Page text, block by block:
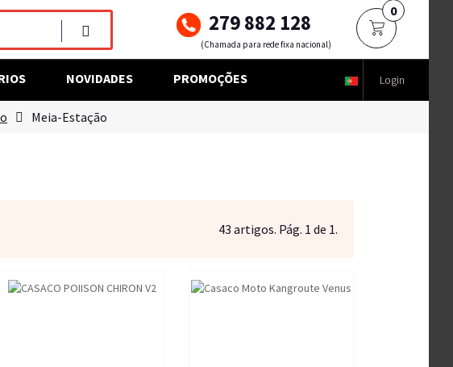
NOVIDADES PROMOÇÕES Login
279 882 128
(Chamada para rede fixa nacional)
0
Meia-Estação
43 artigos. Pág. 1 de 1.